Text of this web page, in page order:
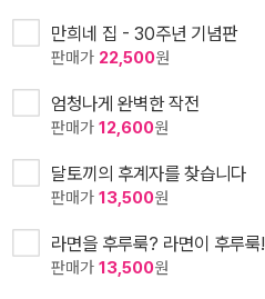
만희네 집 - 30주년 기념판
판매가 22,500원
엄청나게 완벽한 작전
판매가 12,600원
달토끼의 후계자를 찾습니다
판매가 13,500원
라면을 후루룩? 라면이 후루룩!
판매가 13,500원